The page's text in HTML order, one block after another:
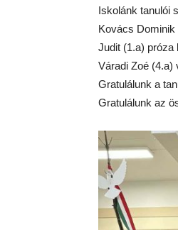
Iskolánk tanulói
Kovács Dominik
Judit (1.a) próza
Váradi Zoé (4.a)
Gratulálunk a
Gratulálunk az